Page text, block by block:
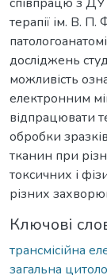
терапії ім. В.
досліджень
можливість
електронним
відпрацювати
обробки
тканин при
токсичних і
різних
Ключові
трансмісійна
загальна